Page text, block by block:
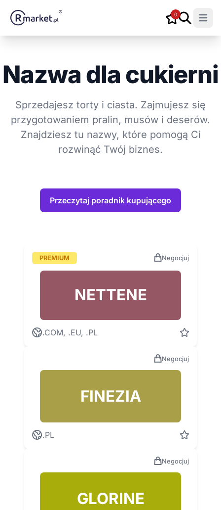
0
Open
Nazwa dla cukierni
Sprzedajesz torty i ciasta. Zajmujesz się
przygotowaniem pralin, musów i deserów.
Znajdziesz tu nazwy, które pomogą Ci
rozwinąć Twój biznes.
Przeczytaj poradnik kupującego
PREMIUM Negocjuj
NETTENE
.COM, .EU, .PL
Negocjuj
FINEZIA
.PL
Negocjuj
GLORINE